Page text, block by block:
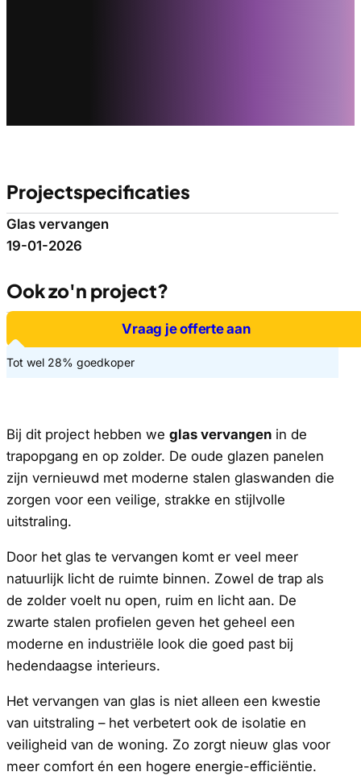
Bij dit project hebben we glas vervangen in de
trapopgang en op zolder. De oude glazen panelen
zijn vernieuwd met moderne stalen glaswanden die
zorgen voor een veilige, strakke en stijlvolle
uitstraling.
Door het glas te vervangen komt er veel meer
natuurlijk licht de ruimte binnen. Zowel de trap als
de zolder voelt nu open, ruim en licht aan. De
zwarte stalen profielen geven het geheel een
moderne en industriële look die goed past bij
hedendaagse interieurs.
Het vervangen van glas is niet alleen een kwestie
van uitstraling – het verbetert ook de isolatie en
veiligheid van de woning. Zo zorgt nieuw glas voor
meer comfort én een hogere energie-efficiëntie.
Projectspecificaties
Glas vervangen
19-01-2026
Ook zo'n project?
Vraag je offerte aan
Tot wel 28% goedkoper